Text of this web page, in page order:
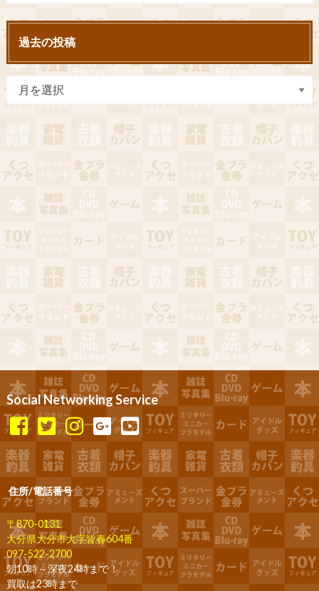
過去の投稿
Social Networking Service
住所/電話番号
〒870-0131
大分県大分市大字皆春604番
097-522-2700
朝10時～深夜24時まで！
買取は23時まで